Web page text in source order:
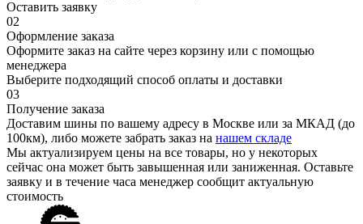
Оставить заявку
02
Оформление заказа
Оформите заказ на сайте через корзину или с помощью
менеджера
Выберите подходящий способ оплаты и доставки
03
Получение заказа
Доставим шины по вашему адресу в Москве или за МКАД (до
100км), либо можете забрать заказ на нашем складе
Мы актуализируем цены на все товары, но у некоторых
сейчас она может быть завышенная или заниженная. Оставьте
заявку и в течение часа менеджер сообщит актуальную
стоимость